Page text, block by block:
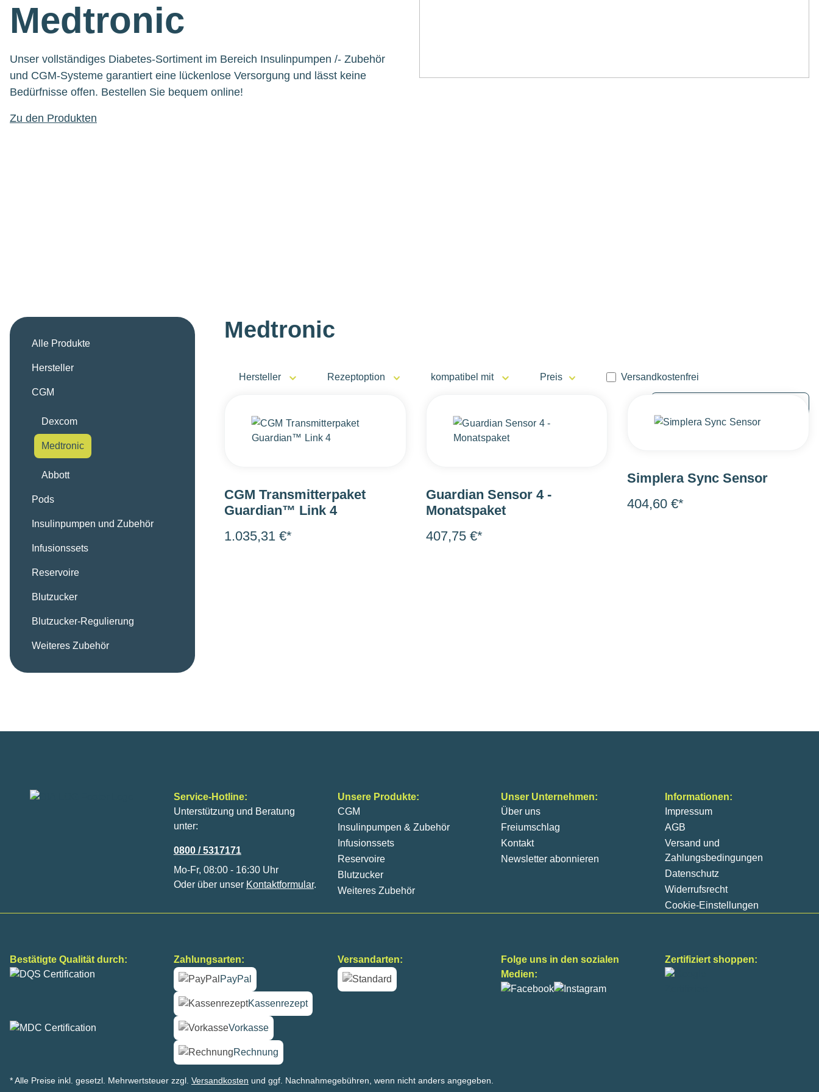
Medtronic
Unser vollständiges Diabetes-Sortiment im Bereich Insulinpumpen /- Zubehör
und CGM-Systeme garantiert eine lückenlose Versorgung und lässt keine
Bedürfnisse offen. Bestellen Sie bequem online!
Zu den Produkten
Alle Produkte
Hersteller
CGM
Dexcom
Medtronic
Abbott
Pods
Insulinpumpen und Zubehör
Infusionssets
Reservoire
Blutzucker
Blutzucker-Regulierung
Weiteres Zubehör
Medtronic
Hersteller Rezeptoption kompatibel mit Preis Filter hinzufügen: Versandkostenfrei
Versandkostenfrei
CGM Transmitterpaket
Guardian™ Link 4
1.035,31 €*
Guardian Sensor 4 -
Monatspaket
407,75 €*
Simplera Sync Sensor
404,60 €*
Service-Hotline:
Unterstützung und Beratung
unter:
0800 / 5317171
Mo-Fr, 08:00 - 16:30 Uhr
Oder über unser Kontaktformular.
Unsere Produkte:
CGM
Insulinpumpen & Zubehör
Infusionssets
Reservoire
Blutzucker
Weiteres Zubehör
Unser Unternehmen:
Über uns
Freiumschlag
Kontakt
Newsletter abonnieren
Informationen:
Impressum
AGB
Versand und
Zahlungsbedingungen
Datenschutz
Widerrufsrecht
Cookie-Einstellungen
Bestätigte Qualität durch:
Zahlungsarten:
PayPal
Kassenrezept
Vorkasse
Rechnung
Versandarten:
Folge uns in den sozialen
Medien:
Zertifiziert shoppen:
* Alle Preise inkl. gesetzl. Mehrwertsteuer zzgl. Versandkosten und ggf. Nachnahmegebühren, wenn nicht anders angegeben.